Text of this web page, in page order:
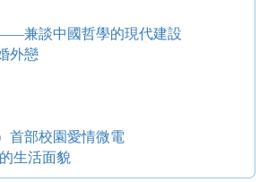
兼談中國哲學的現代建設
外戀
首部校園愛情微電
生活面貌